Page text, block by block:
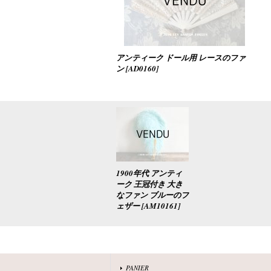
アンティーク ドール用 レースのファ
ン[AD0160]
1900年代 アンティ
ーク 王冠付き 大き
なファン ブルーのフ
ェザー[AM10161]
PANIER